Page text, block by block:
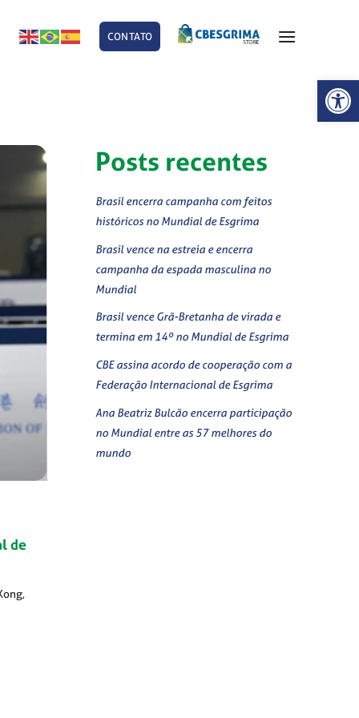
Abrir
CONTATO
de
Posts recentes
Brasil encerra campanha com feitos
históricos no Mundial de Esgrima
Brasil vence na estreia e encerra
campanha da espada masculina no
Mundial
Brasil vence Grã-Bretanha de virada e
termina em 14º no Mundial de Esgrima
CBE assina acordo de cooperação com a
Federação Internacional de Esgrima
Ana Beatriz Bulcão encerra participação
no Mundial entre as 57 melhores do
mundo